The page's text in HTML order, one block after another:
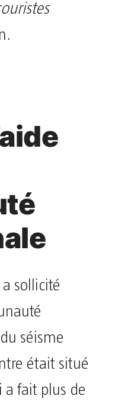
sollicité
séisme
était situé
a fait plus de